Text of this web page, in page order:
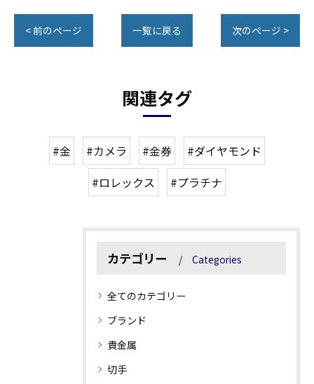
< 前のページ 一覧に戻る 次のページ >
関連タグ
#金 #カメラ #金券
#ダイヤモンド
#ロレックス
#プラチナ
カテゴリー Categories
全てのカテゴリー
ブランド
貴金属
切手